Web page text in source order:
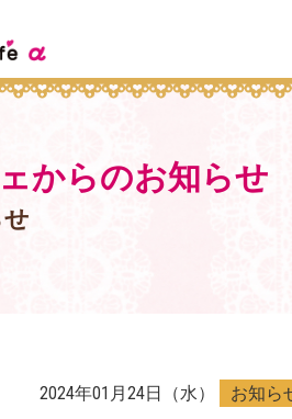
からのお知らせ
2024年01月24日（水） お知ら